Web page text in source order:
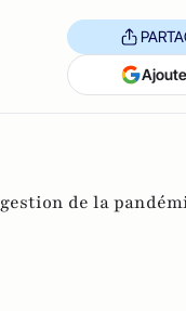
gestion de la